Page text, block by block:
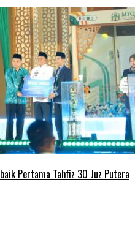
Pertama Tahfiz 30 Juz Putera